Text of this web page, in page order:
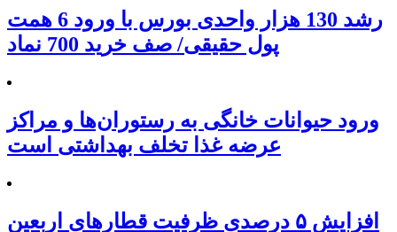
رشد 130 هزار واحدی بورس با ورود 6 همت
پول حقیقی/ صف خرید 700 نماد
ورود حیوانات خانگی به رستوران‌ها و مراکز
عرضه غذا تخلف بهداشتی است
افزایش ۵ درصدی ظرفیت قطارهای اربعین